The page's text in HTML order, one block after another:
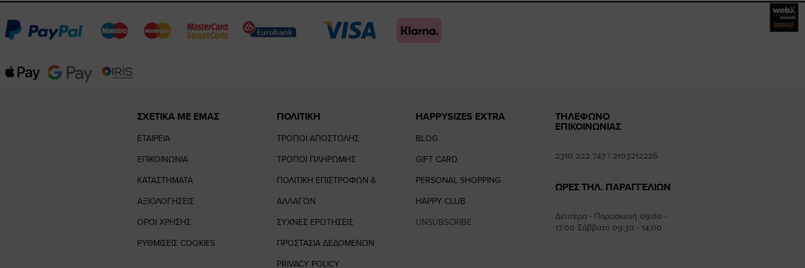
pagepagefeature=mhee
ΣΧΕΤΙΚΑ ΜΕ ΕΜΑΣ
ΕΤΑΙΡΕΙΑ
ΕΠΙΚΟΙΝΩΝΙΑ
ΚΑΤΑΣΤΗΜΑΤΑ
ΑΞΙΟΛΟΓΗΣΕΙΣ
ΟΡΟΙ ΧΡΗΣΗΣ
ΡΥΘΜΙΣΕΙΣ COOKIES
ΠΟΛΙΤΙΚΗ
ΤΡΟΠΟΙ ΑΠΟΣΤΟΛΗΣ
ΤΡΟΠΟΙ ΠΛΗΡΩΜΗΣ
ΠΟΛΙΤΙΚΗ ΕΠΙΣΤΡΟΦΩΝ &
ΑΛΛΑΓΩΝ
ΣΥΧΝΕΣ ΕΡΩΤΗΣΕΙΣ
ΠΡΟΣΤΑΣΙΑ ΔΕΔΟΜΕΝΩΝ
PRIVACY POLICY
HAPPYSIZES EXTRA
BLOG
GIFT CARD
PERSONAL SHOPPING
HAPPY CLUB
UNSUBSCRIBE
ΤΗΛΕΦΩΝΟ
ΕΠΙΚΟΙΝΩΝΙΑΣ
2310 222 747 / 2103212226
ΩΡΕΣ ΤΗΛ. ΠΑΡΑΓΓΕΛΙΩΝ
Δευτέρα - Παρασκευή 09:00 -
17:00 Σάββατο 09:30 - 14:00